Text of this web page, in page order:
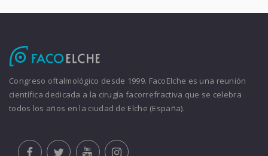
Congreso oftalmológico desde 1999. FacoElche es una reunión
científica dedicada a la cirugía facorrefractiva que se celebra
todos los años en la ciudad de Elche (España).